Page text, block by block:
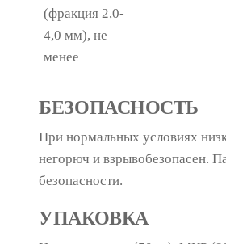
(фракция 2,0-
4,0 мм), не
менее
БЕЗОПАСНОСТЬ
При нормальных условиях
негорюч и взрывобезопасен.
безопасности.
УПАКОВКА